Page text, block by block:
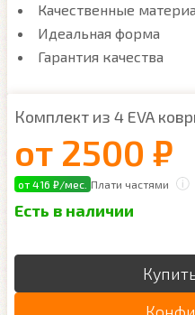
Качественные
Идеальная форма
Гарантия качества
Комплект из 4 EVA
от 2500 ₽
от 416 ₽/мес. Плати частями
Есть в наличии